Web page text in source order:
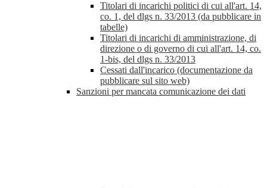
Titolari di incarichi politici di cui all'art. 14,
co. 1, del dlgs n. 33/2013 (da pubblicare in
tabelle)
Titolari di incarichi di amministrazione, di
direzione o di governo di cui all'art. 14, co.
1-bis, del dlgs n. 33/2013
Cessati dall'incarico (documentazione da
pubblicare sul sito web)
Sanzioni per mancata comunicazione dei dati